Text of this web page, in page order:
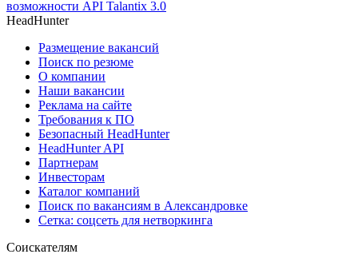
возможности API Talantix 3.0
HeadHunter
Размещение вакансий
Поиск по резюме
О компании
Наши вакансии
Реклама на сайте
Требования к ПО
Безопасный HeadHunter
HeadHunter API
Партнерам
Инвесторам
Каталог компаний
Поиск по вакансиям в Александровке
Сетка: соцсеть для нетворкинга
Соискателям